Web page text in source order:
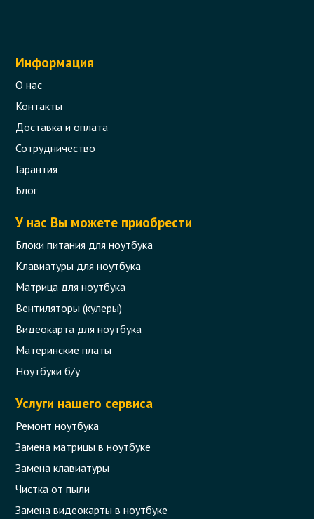
Информация
О нас
Контакты
Доставка и оплата
Сотрудничество
Гарантия
Блог
У нас Вы можете приобрести
Блоки питания для ноутбука
Клавиатуры для ноутбука
Матрица для ноутбука
Вентиляторы (кулеры)
Видеокарта для ноутбука
Материнские платы
Ноутбуки б/у
Услуги нашего сервиса
Ремонт ноутбука
Замена матрицы в ноутбуке
Замена клавиатуры
Чистка от пыли
Замена видеокарты в ноутбуке